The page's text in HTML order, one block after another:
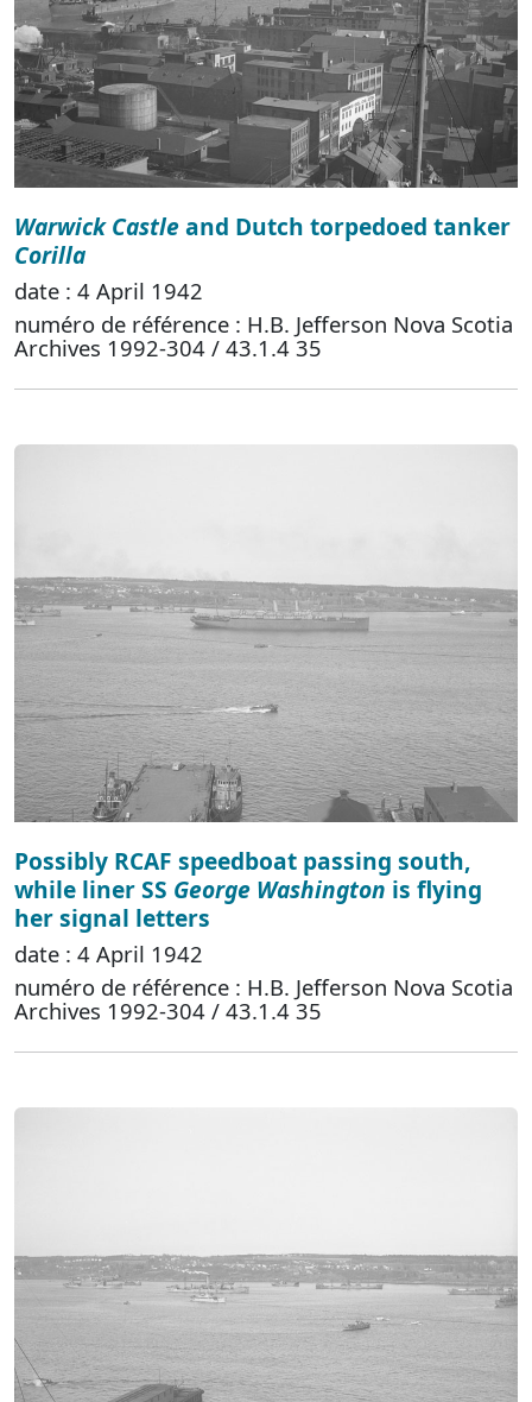
Warwick Castleand Dutch torpedoed tanker
Corilla
date : 4 April 1942
numéro de référence : H.B. Jefferson Nova Scotia
Archives 1992-304 / 43.1.4 35
Possibly RCAF speedboat passing south,
while liner SS George Washington is flying
her signal letters
date : 4 April 1942
numéro de référence : H.B. Jefferson Nova Scotia
Archives 1992-304 / 43.1.4 35